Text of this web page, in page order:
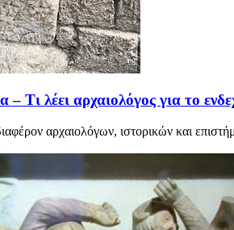
Τι λέει αρχαιολόγος για το
αρχαιολόγων, ιστορικών και